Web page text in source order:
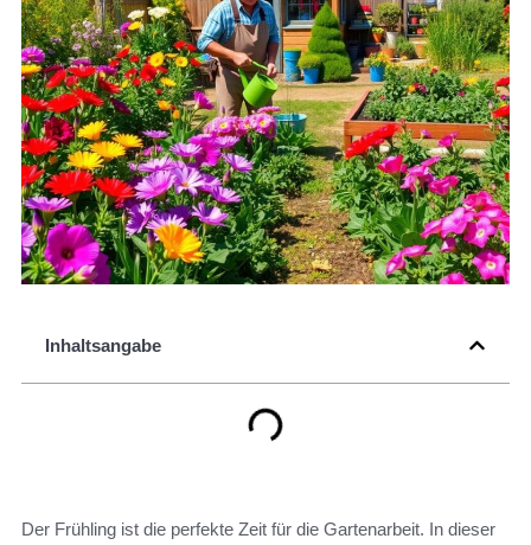
Inhaltsangabe
Der Frühling ist die perfekte Zeit für die Gartenarbeit. In dieser